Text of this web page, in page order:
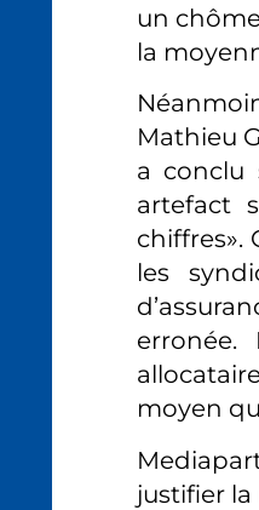
un
la
Mathieu
a conclu
artefact
chiffres».
les
erronée.
moyen
justifier la